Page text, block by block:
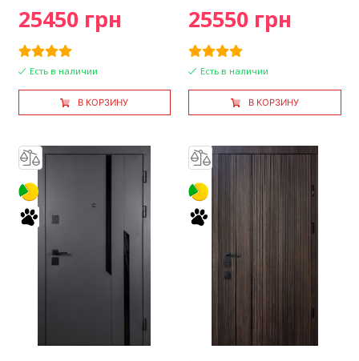
25450 грн
Есть в наличии
В КОРЗИНУ
25550 грн
Есть в наличии
В КОРЗИНУ